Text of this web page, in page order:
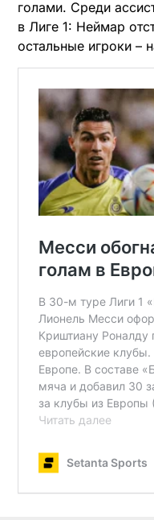
голами. Среди
в Лиге 1: Неймар
остальные игроки –